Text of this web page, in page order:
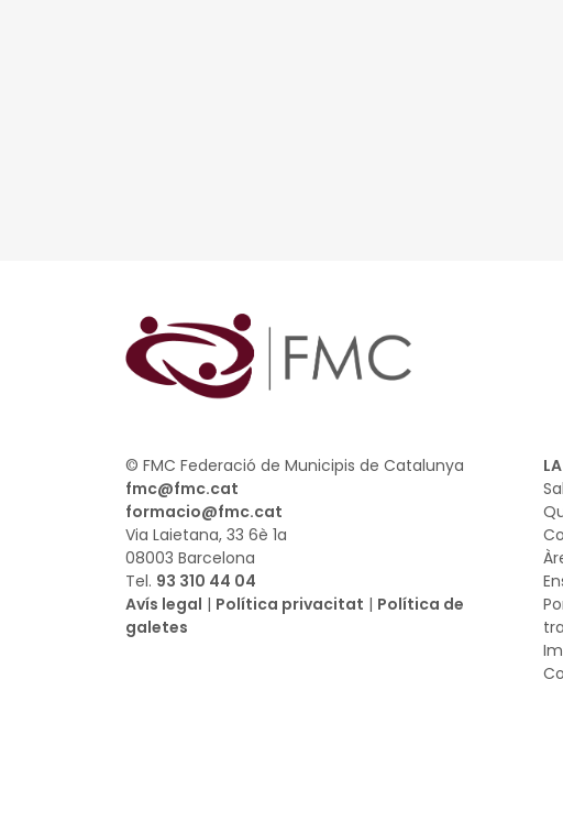
© FMC Federació de Municipis de Catalunya
fmc@fmc.cat
formacio@fmc.cat
Via Laietana, 33 6è 1a
08003 Barcelona
Tel. 93 310 44 04
Avís legal | Política privacitat | Política de
galetes